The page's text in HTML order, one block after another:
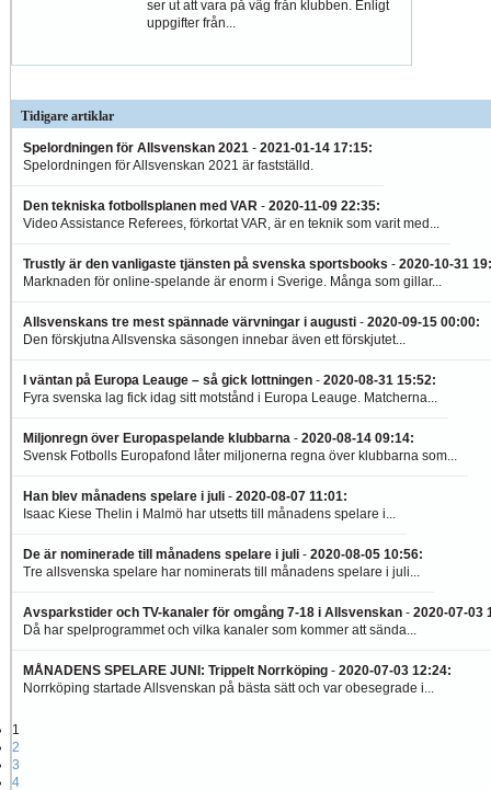
ser ut att vara på väg från klubben. Enligt
uppgifter från...
Tidigare artiklar
Spelordningen för Allsvenskan 2021 - 2021-01-14 17:15:
Spelordningen för Allsvenskan 2021 är fastställd.
Den tekniska fotbollsplanen med VAR - 2020-11-09 22:35:
Video Assistance Referees, förkortat VAR, är en teknik som varit med...
Trustly är den vanligaste tjänsten på svenska sportsbooks - 2020-10-31
Marknaden för online-spelande är enorm i Sverige. Många som gillar...
Allsvenskans tre mest spännade värvningar i augusti - 2020-09-15 00:00:
Den förskjutna Allsvenska säsongen innebar även ett förskjutet...
I väntan på Europa Leauge – så gick lottningen - 2020-08-31 15:52:
Fyra svenska lag fick idag sitt motstånd i Europa Leauge. Matcherna...
Miljonregn över Europaspelande klubbarna - 2020-08-14 09:14:
Svensk Fotbolls Europafond låter miljonerna regna över klubbarna som...
Han blev månadens spelare i juli - 2020-08-07 11:01:
Isaac Kiese Thelin i Malmö har utsetts till månadens spelare i...
De är nominerade till månadens spelare i juli - 2020-08-05 10:56:
Tre allsvenska spelare har nominerats till månadens spelare i juli...
Avsparkstider och TV-kanaler för omgång 7-18 i Allsvenskan - 2020-07-03
Då har spelprogrammet och vilka kanaler som kommer att sända...
MÅNADENS SPELARE JUNI: Trippelt Norrköping - 2020-07-03 12:24:
Norrköping startade Allsvenskan på bästa sätt och var obesegrade i...
1
2
3
4